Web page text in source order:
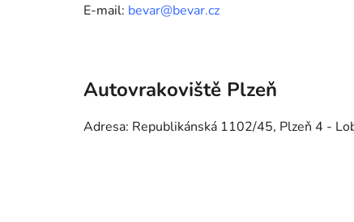
E-mail: bevar@bevar.cz
Autovrakoviště Plzeň
Adresa: Republikánská 1102/45, Plzeň 4 -